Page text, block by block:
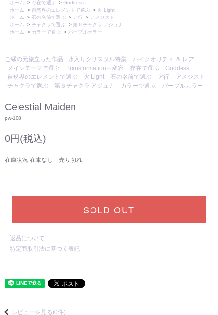
ホーム
> 存在で選ぶ > Goddess
ホーム
> 自然界のエレメントで選ぶ > 火 Light
ホーム
> 石の名前で選ぶ > ア行 > アメジスト
ホーム
> チャクラで選ぶ > 第６チャクラ アジュナ
ホーム
> カラーで選ぶ > パープルカラー
ご縁の元旅立った作品 水入りクリスタル特集
ハイクオリティ ＆ レア
メインテーマで選ぶ
Transformation～変容 存在で選ぶ
Goddess
自然界のエレメントで選ぶ
火 Light 石の名前で選ぶ ア行
アメジスト
チャクラで選ぶ
第６チャクラ アジュナ カラーで選ぶ パープルカラー
Celestial Maiden
pw-108
0円(税込)
在庫状況 在庫なし 売り切れ
SOLD OUT
返品について
特定商取引法に基づく表記
レビューを見る(0件)